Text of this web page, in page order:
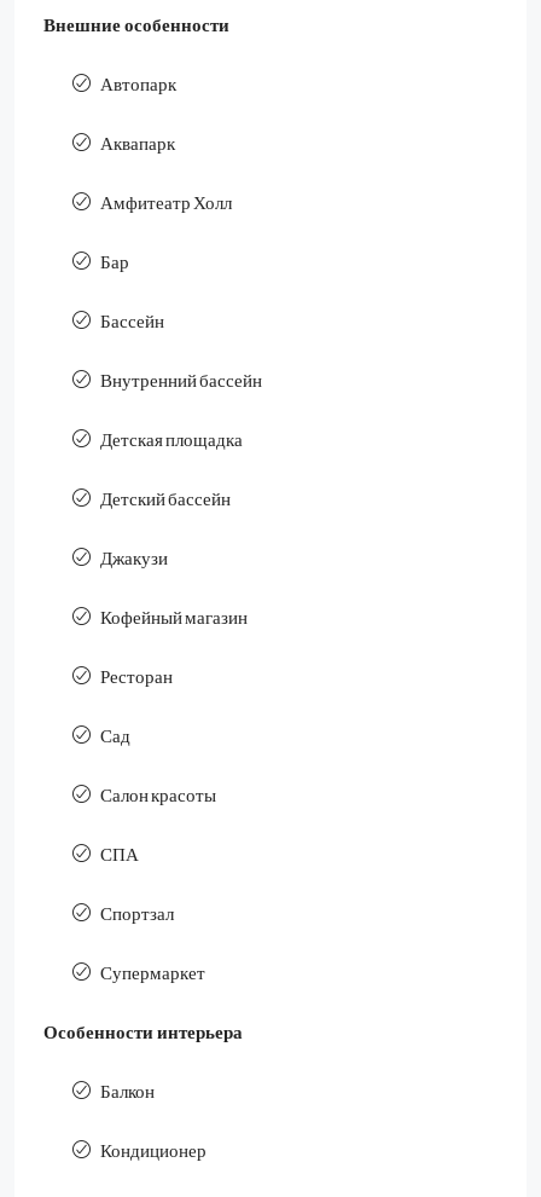
Внешние особенности
Автопарк
Аквапарк
Амфитеатр Холл
Бар
Бассейн
Внутренний бассейн
Детская площадка
Детский бассейн
Джакузи
Кофейный магазин
Ресторан
Сад
Салон красоты
СПА
Спортзал
Супермаркет
Особенности интерьера
Балкон
Кондиционер